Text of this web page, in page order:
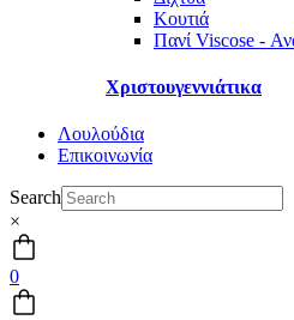
Κουτιά
Πανί Viscose -
Χριστουγεννιάτικα
Λουλούδια
Επικοινωνία
Search
×
0